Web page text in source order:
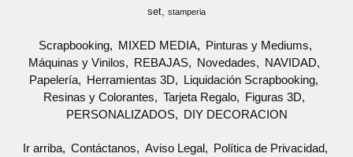
set stamperia
Scrapbooking MIXED MEDIA
Pinturas y Mediums
Máquinas y Vinilos
REBAJAS Novedades
NAVIDAD
Papelería
Herramientas 3D
Liquidación Scrapbooking
Resinas y Colorantes
Tarjeta Regalo
Figuras 3D
PERSONALIZADOS
DIY DECORACION
Ir arriba Contáctanos Aviso Legal
Política de Privacidad